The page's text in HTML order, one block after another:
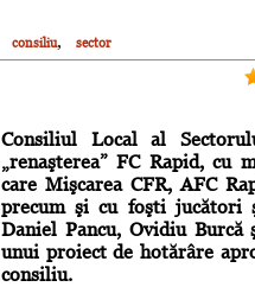
consiliu, sector
Consiliul Local al
„renaşterea” FC Rapid, cu
care Mişcarea CFR, AFC
precum şi cu foşti jucători
Daniel Pancu, Ovidiu
unui proiect de hotărâre
consiliu.